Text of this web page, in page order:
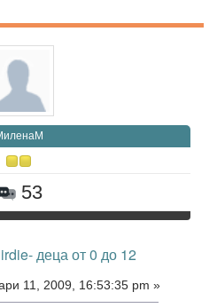
53
деца от 0 до 12
11, 2009, 16:53:35 pm »